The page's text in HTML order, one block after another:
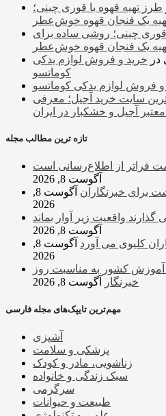
طرز تهیه قهوه با قوری چینی؛
یک فنجان قهوه خوش‌عطر
قوری چینی؛ روشی ساده برای
یک فنجان قهوه خوش‌عطر
در خرید و فروش لوازم یدکی
کوماتسو
و فروش لوازم یدکی کوماتسو
سایت خرید آجیل؛ معرفی
تازه ترین مطالب مجله
فراتر از اطلاع‌رسانی است
آگوست 8, 2026
برای خبرنگاران
آگوست 8,
2026
گذارند واقعیت زیر آوار بماند
آگوست 8, 2026
کلیوی می آورد
آگوست 8,
2026
کشور به مناسبت روز
خبرنگار
آگوست 8, 2026
مهم‌ترین تایپک‌های مجله فارسی
آشپزی
پزشکی و سلامت
زناشویی، مادر و کودک
سبک زندگی و خانواده
سرگرمی
طبیعت و حیوانات